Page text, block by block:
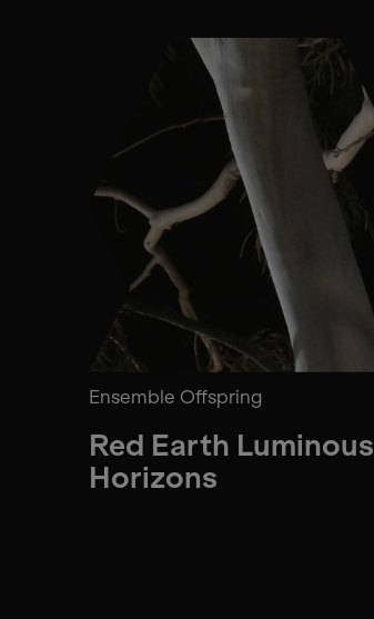
Ensemble Offspring
Red Earth Luminous
Horizons